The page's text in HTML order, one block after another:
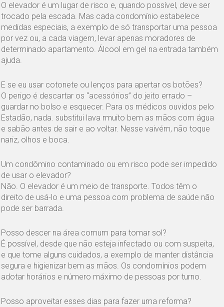
O elevador é um lugar de risco e, quando possível, deve ser
trocado pela escada. Mas cada condomínio estabelece
medidas especiais, a exemplo de só transportar uma pessoa
por vez ou, a cada viagem, levar apenas moradores de
determinado apartamento. Álcool em gel na entrada também
ajuda.
E se eu usar cotonete ou lenços para apertar os botões?
O perigo é descartar os “acessórios” do jeito errado –
guardar no bolso e esquecer. Para os médicos ouvidos pelo
Estadão, nada. substitui lava rmuito bem as mãos com água
e sabão antes de sair e ao voltar. Nesse vaivém, não toque
nariz, olhos e boca.
Um condômino contaminado ou em risco pode ser impedido
de usar o elevador?
Não. O elevador é um meio de transporte. Todos têm o
direito de usá-lo e uma pessoa com problema de saúde não
pode ser barrada.
Posso descer na área comum para tomar sol?
É possível, desde que não esteja infectado ou com suspeita,
e que tome alguns cuidados, a exemplo de manter distância
segura e higienizar bem as mãos. Os condomínios podem
adotar horários e número máximo de pessoas por turno.
Posso aproveitar esses dias para fazer uma reforma?